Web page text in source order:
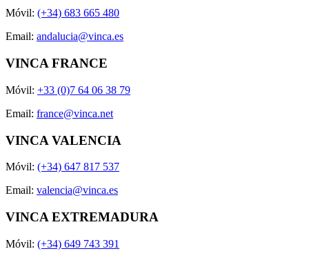
Móvil: (+34) 683 665 480
Email: andalucia@vinca.es
VINCA FRANCE
Móvil: +33 (0)7 64 06 38 79
Email: france@vinca.net
VINCA VALENCIA
Móvil: (+34) 647 817 537
Email: valencia@vinca.es
VINCA EXTREMADURA
Móvil: (+34) 649 743 391